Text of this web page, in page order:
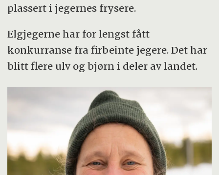
plassert i jegernes frysere.
Elgjegerne har for lengst fått
konkurranse fra firbeinte jegere. Det har
blitt flere ulv og bjørn i deler av landet.